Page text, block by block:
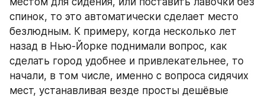
спинок, то это автоматически сделает место
безлюдным. К примеру, когда несколько лет
назад в Нью-Йорке поднимали вопрос, как
сделать город удобнее и привлекательнее, то
начали, в том числе, именно с вопроса сидячих
мест, устанавливая везде просты дешёвые